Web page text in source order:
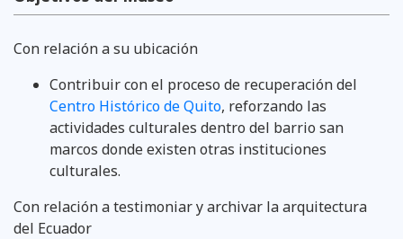
Con relación a su ubicación
Contribuir con el proceso de recuperación del
Centro Histórico de Quito, reforzando las
actividades culturales dentro del barrio san
marcos donde existen otras instituciones
culturales.
Con relación a testimoniar y archivar la arquitectura
del Ecuador